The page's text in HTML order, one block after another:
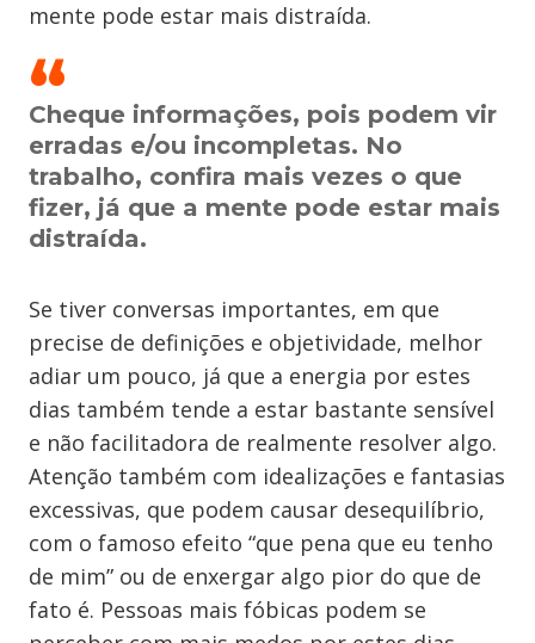
mente pode estar mais distraída.
Cheque informações, pois podem vir
erradas e/ou incompletas. No
trabalho, confira mais vezes o que
fizer, já que a mente pode estar mais
distraída.
Se tiver conversas importantes, em que
precise de definições e objetividade, melhor
adiar um pouco, já que a energia por estes
dias também tende a estar bastante sensível
e não facilitadora de realmente resolver algo.
Atenção também com idealizações e fantasias
excessivas, que podem causar desequilíbrio,
com o famoso efeito “que pena que eu tenho
de mim” ou de enxergar algo pior do que de
fato é. Pessoas mais fóbicas podem se